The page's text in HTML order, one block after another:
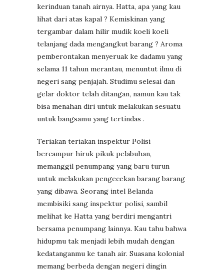
kerinduan tanah airnya. Hatta, apa yang kau
lihat dari atas kapal ? Kemiskinan yang
tergambar dalam hilir mudik koeli koeli
telanjang dada mengangkut barang ? Aroma
pemberontakan menyeruak ke dadamu yang
selama 11 tahun merantau, menuntut ilmu di
negeri sang penjajah. Studimu selesai dan
gelar doktor telah ditangan, namun kau tak
bisa menahan diri untuk melakukan sesuatu
untuk bangsamu yang tertindas .
Teriakan teriakan inspektur Polisi
bercampur hiruk pikuk pelabuhan,
memanggil penumpang yang baru turun
untuk melakukan pengecekan barang barang
yang dibawa. Seorang intel Belanda
membisiki sang inspektur polisi, sambil
melihat ke Hatta yang berdiri mengantri
bersama penumpang lainnya. Kau tahu bahwa
hidupmu tak menjadi lebih mudah dengan
kedatanganmu ke tanah air. Suasana kolonial
memang berbeda dengan negeri dingin